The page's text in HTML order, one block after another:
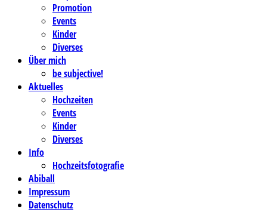
Promotion
Events
Kinder
Diverses
Über mich
be subjective!
Aktuelles
Hochzeiten
Events
Kinder
Diverses
Info
Hochzeitsfotografie
Abiball
Impressum
Datenschutz